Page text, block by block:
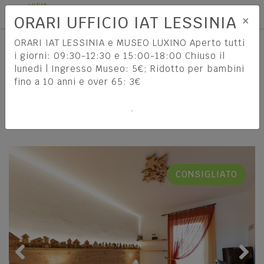
IT
La bella Verona
ESPLORA LA CITTÀ PATRIMONIO UNESCO
Enogastronomia
Cosa vedere e fare
Come arrivare
INFORMAZIONI DI VIAGGIO
13 COMUNI
CONSIGLIATO
×
ORARI UFFICIO IAT LESSINIA
ORARI IAT LESSINIA e MUSEO LUXINO Aperto tutti
i giorni: 09:30-12:30 e 15:00-18:00 Chiuso il
lunedì | Ingresso Museo: 5€; Ridotto per bambini
fino a 10 anni e over 65: 3€